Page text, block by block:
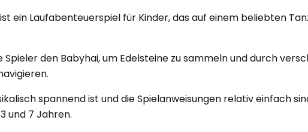
ist ein Laufabenteuerspiel für Kinder, das auf einem beliebten
Spieler den Babyhai, um Edelsteine ​​zu sammeln und durch
spannend ist und die Spielanweisungen relativ einfach
und 7 Jahren.